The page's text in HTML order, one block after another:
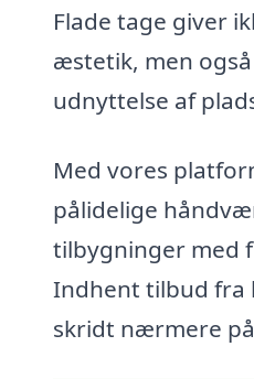
Flade tage giver
æstetik, men
udnyttelse af
Med vores
pålidelige
tilbygninger med
Indhent tilbud fra
skridt nærmere